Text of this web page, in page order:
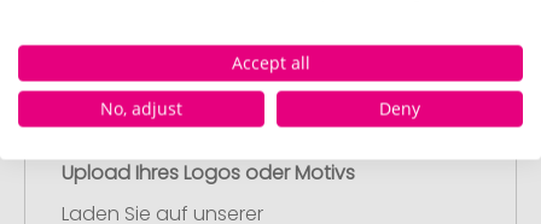
Upload Ihres Logos oder Motivs
Laden Sie auf unserer
Accept all
No, adjust
Deny